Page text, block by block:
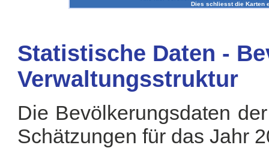
Dies schliesst die Karten
Statistische Daten -
Verwaltungsstruktur
Die Bevölkerungsdaten
Schätzungen für das Jahr